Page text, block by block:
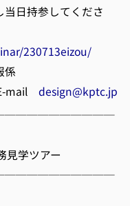
持参してくださ
230713eizou/
design@kptc.jp
見学ツアー